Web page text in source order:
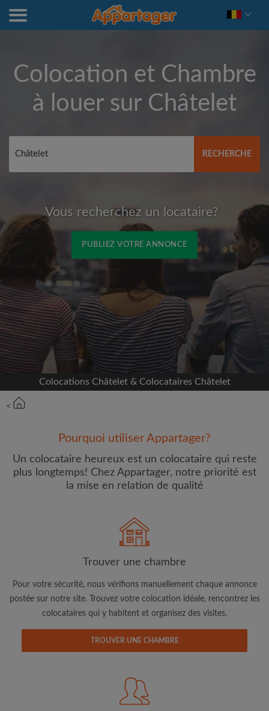
Colocation et Chambre
à louer sur Châtelet
RECHERCHE
Vous recherchez un locataire?
PUBLIEZ VOTRE ANNONCE
Nous ne publierons jamais sur votre page sans
votre accord
OU
Loyer max par mois (€)
Adresse email
J'ai lu, compris et accepte les Conditions d'utilisation
CRÉER PROFIL
Colocations Châtelet & Colocataires Châtelet
<
Pourquoi utiliser Appartager?
Un colocataire heureux est un colocataire qui reste
plus longtemps! Chez Appartager, notre priorité est
la mise en relation de qualité
Trouver une chambre
Pour votre sécurité, nous vérifions manuellement chaque annonce
postée sur notre site. Trouvez votre colocation idéale, rencontrez les
colocataires qui y habitent et organisez des visites.
TROUVER UNE CHAMBRE